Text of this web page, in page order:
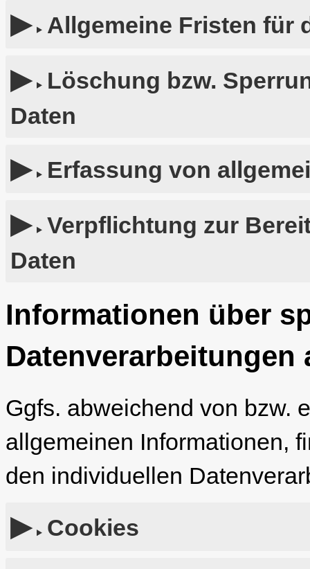
Allgemeine Fristen für
Löschung bzw.
Daten
Erfassung von
Verpflichtung zur
Daten
Informationen über
Datenverarbeitungen
Ggfs. abweichend von bzw.
allgemeinen Informationen,
den individuellen
Cookies